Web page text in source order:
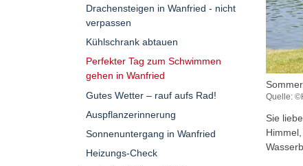
Drachensteigen in Wanfried - nicht
verpassen
Kühlschrank abtauen
Perfekter Tag zum Schwimmen
gehen in Wanfried
Gutes Wetter – rauf aufs Rad!
Auspflanzerinnerung
Sonnenuntergang in Wanfried
Heizungs-Check
Quelle:
Sie